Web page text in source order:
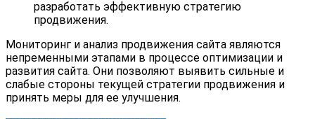
разработать эффективную стратегию
продвижения.
Мониторинг и анализ продвижения сайта являются
непременными этапами в процессе оптимизации и
развития сайта. Они позволяют выявить сильные и
слабые стороны текущей стратегии продвижения и
принять меры для ее улучшения.